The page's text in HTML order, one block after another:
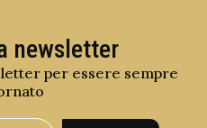
newsletter
per essere sempre